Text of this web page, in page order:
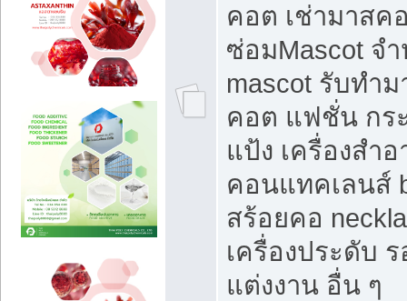
คอต เช่ามาสค
ซ่อมMascot จ
mascot รับทำ
คอต แฟชั่น กระ
แป้ง เครื่องสำ
คอนแทคเลนส์
สร้อยคอ
เครื่องประดับ ร
แต่งงาน อื่น ๆ